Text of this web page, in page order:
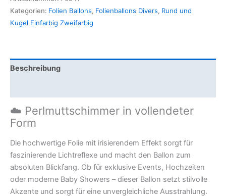
Kategorien: Folien Ballons, Folienballons Divers, Rund und
Kugel Einfarbig Zweifarbig
Beschreibung
☁️ Perlmuttschimmer in vollendeter
Form
Die hochwertige Folie mit irisierendem Effekt sorgt für
faszinierende Lichtreflexe und macht den Ballon zum
absoluten Blickfang. Ob für exklusive Events, Hochzeiten
oder moderne Baby Showers – dieser Ballon setzt stilvolle
Akzente und sorgt für eine unvergleichliche Ausstrahlung.